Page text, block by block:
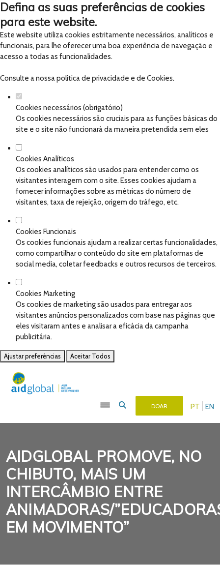
Defina as suas preferências de cookies
para este website.
Este website utiliza cookies estritamente necessários, analíticos e
funcionais, para lhe oferecer uma boa experiência de navegação e
acesso a todas as funcionalidades.
Consulte a nossapolítica de privacidade e de Cookies.
Cookies necessários (obrigatório)
Os cookies necessários são cruciais para as funções básicas do
site e o site não funcionará da maneira pretendida sem eles
Cookies Analíticos
Os cookies analíticos são usados para entender como os
visitantes interagem com o site. Esses cookies ajudam a
fornecer informações sobre as métricas do número de
visitantes, taxa de rejeição, origem do tráfego, etc.
Cookies Funcionais
Os cookies funcionais ajudam a realizar certas funcionalidades,
como compartilhar o conteúdo do site em plataformas de
social media, coletar feedbacks e outros recursos de terceiros.
Cookies Marketing
Os cookies de marketing são usados para entregar aos
visitantes anúncios personalizados com base nas páginas que
eles visitaram antes e analisar a eficácia da campanha
publicitária.
Ajustar preferências Aceitar Todos
PT EN
DOAR
AIDGLOBAL PROMOVE, NO
CHIBUTO, MAIS UM
INTERCÂMBIO ENTRE
ANIMADORAS/
EM MOVIMENTO”